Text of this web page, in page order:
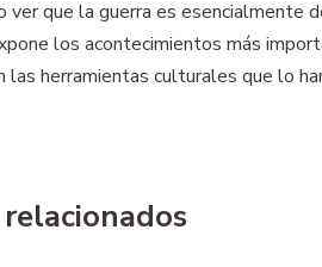
ver que la guerra es
los acontecimientos más
las herramientas culturales que lo